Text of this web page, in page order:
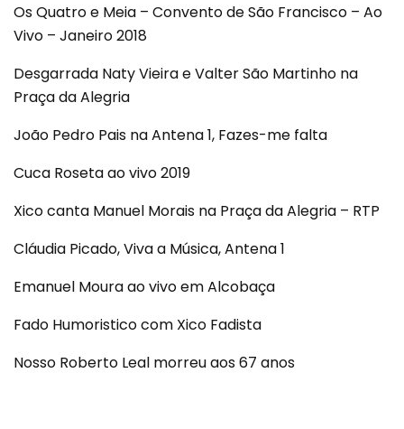
Os Quatro e Meia – Convento de São Francisco – Ao
Vivo – Janeiro 2018
Desgarrada Naty Vieira e Valter São Martinho na
Praça da Alegria
João Pedro Pais na Antena 1, Fazes-me falta
Cuca Roseta ao vivo 2019
Xico canta Manuel Morais na Praça da Alegria – RTP
Cláudia Picado, Viva a Música, Antena 1
Emanuel Moura ao vivo em Alcobaça
Fado Humoristico com Xico Fadista
Nosso Roberto Leal morreu aos 67 anos